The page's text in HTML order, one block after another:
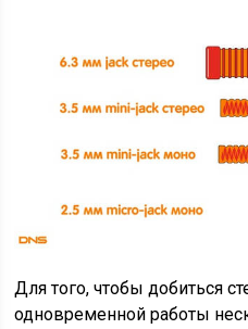
Для того, чтобы добиться
одновременной работы